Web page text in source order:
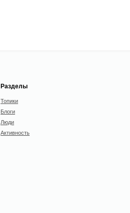
Разделы
Топики
Блоги
Люди
Активность